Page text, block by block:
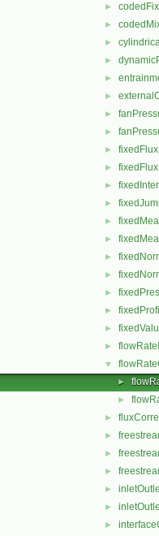
►
►
►
►
►
►
►
►
►
►
►
►
►
►
►
►
►
►
►
►
▼
►
►
►
►
►
►
►
►
►